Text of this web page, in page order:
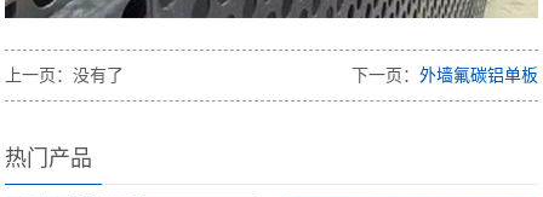
上一页：没有了 下一页： 外墙氟碳铝单板
热门产品